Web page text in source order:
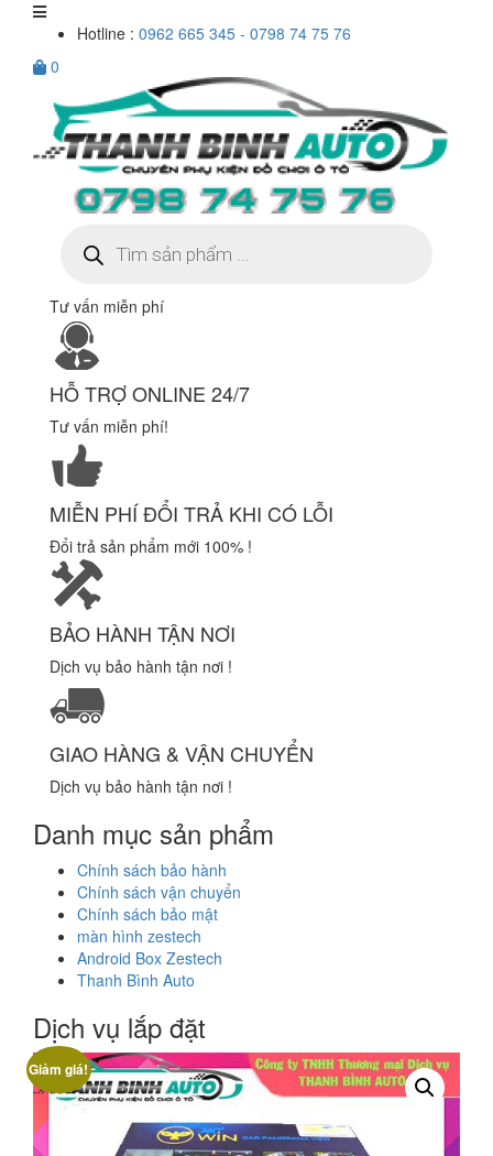
Hotline : 0962 665 345 - 0798 74 75 76
0
kiếm
sản
Tư vấn miễn phí
HỖ TRỢ ONLINE 24/7
Tư vấn miễn phí!
MIỄN PHÍ ĐỔI TRẢ KHI CÓ LỖI
Đổi trả sản phẩm mới 100% !
BẢO HÀNH TẬN NƠI
Dịch vụ bảo hành tận nơi !
GIAO HÀNG & VẬN CHUYỂN
Dịch vụ bảo hành tận nơi !
Danh mục sản phẩm
Chính sách bảo hành
Chính sách vận chuyển
Chính sách bảo mật
màn hình zestech
Android Box Zestech
Thanh Bình Auto
Dịch vụ lắp đặt
Giảm giá!